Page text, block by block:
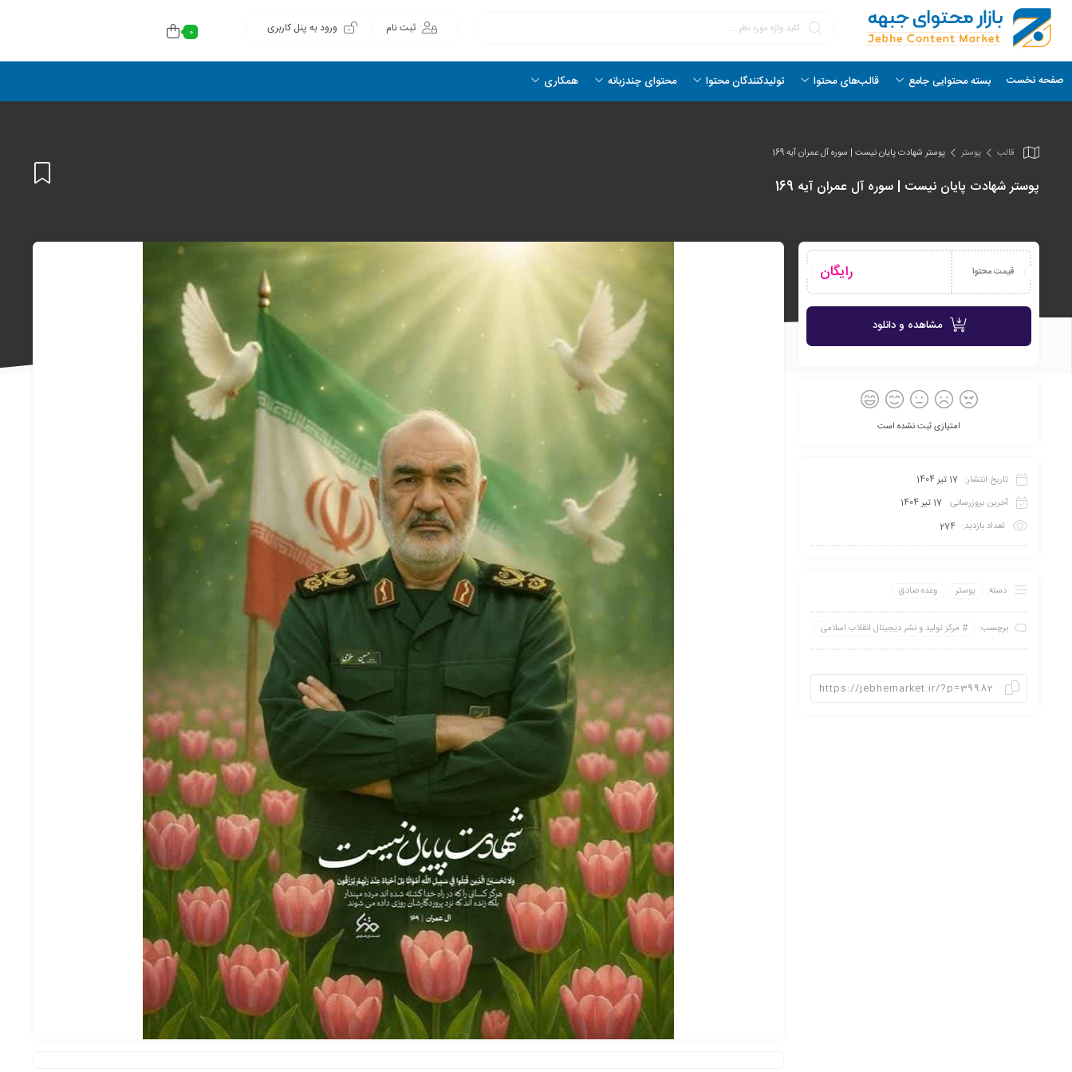
ثبت نام ورود به پنل کاربری 0
صفحه نخست بسته محتوایی جامع قالب‌های محتوا تولیدکنندگان محتوا محتوای چندزبانه همکاری
قالب پوستر پوستر شهادت پایان نیست | سوره آل عمران آیه 169
پوستر شهادت پایان نیست | سوره آل عمران آیه 169
قیمت محتوا رایگان
مشاهده و دانلود
امتیازی ثبت نشده است
تاریخ انتشار: 17 تیر 1404
آخرین بروزرسانی: 17 تیر 1404
تعداد بازدید: 274
دسته: پوستر وعده صادق
برچسب: مرکز تولید و نشر دیجیتال انقلاب اسلامی